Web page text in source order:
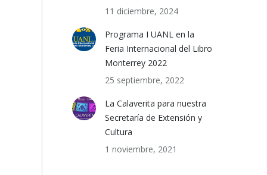
11 diciembre, 2024
Programa I UANL en la
Feria Internacional del Libro
Monterrey 2022
25 septiembre, 2022
La Calaverita para nuestra
Secretaría de Extensión y
Cultura
1 noviembre, 2021